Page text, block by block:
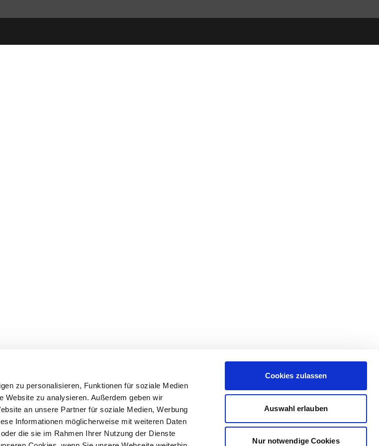
zu personalisieren, Funktionen für soziale Medien
Website zu analysieren. Außerdem geben wir
an unsere Partner für soziale Medien, Werbung
Informationen möglicherweise mit weiteren Daten
die sie im Rahmen Ihrer Nutzung der Dienste
Cookies zulassen
Auswahl erlauben
Nur notwendige Cookies